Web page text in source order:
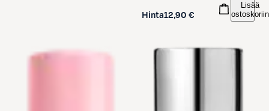
Hinta12,90 €
Lisää
ostoskoriin